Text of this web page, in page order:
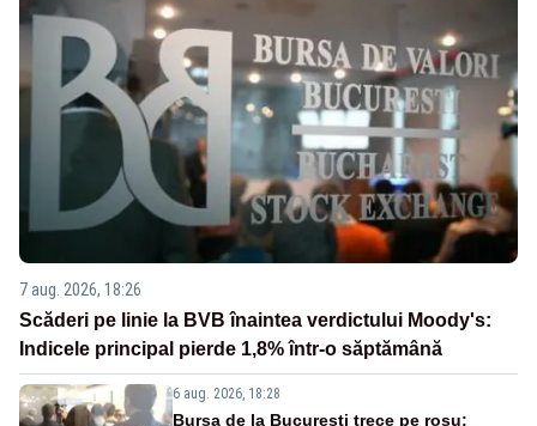
7 aug. 2026, 18:26
Scăderi pe linie la BVB înaintea verdictului Moody's:
Indicele principal pierde 1,8% într-o săptămână
6 aug. 2026, 18:28
Bursa de la București trece pe roșu: